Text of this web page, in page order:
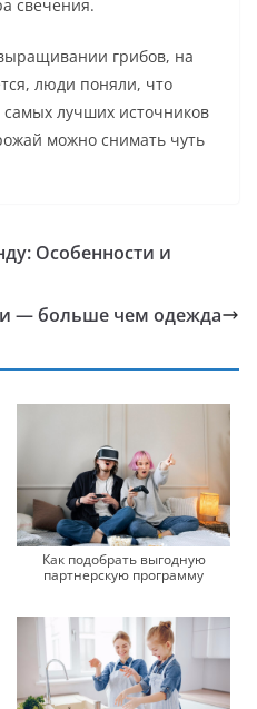
свечения.
грибов, на
люди поняли, что
лучших источников
можно снимать чуть
Особенности и
— больше чем одежда
Как подобрать выгодную
партнерскую программу